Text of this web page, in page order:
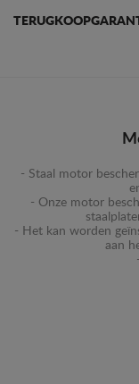
- Staal motor
- Onze motor
- Het kan worden
aan